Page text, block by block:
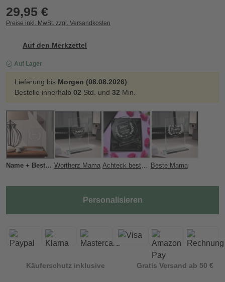
29,95 €
Preise inkl. MwSt. zzgl. Versandkosten
Auf den Merkzettel
Auf Lager
Lieferung bis Morgen (08.08.2026).
Bestelle innerhalb 02 Std. und 32 Min.
Name + Beste Mama Wortherz Mama Achteck beste Mama Beste Mama
Personalisieren
Käuferschutz inklusive Gratis Versand ab 50 €